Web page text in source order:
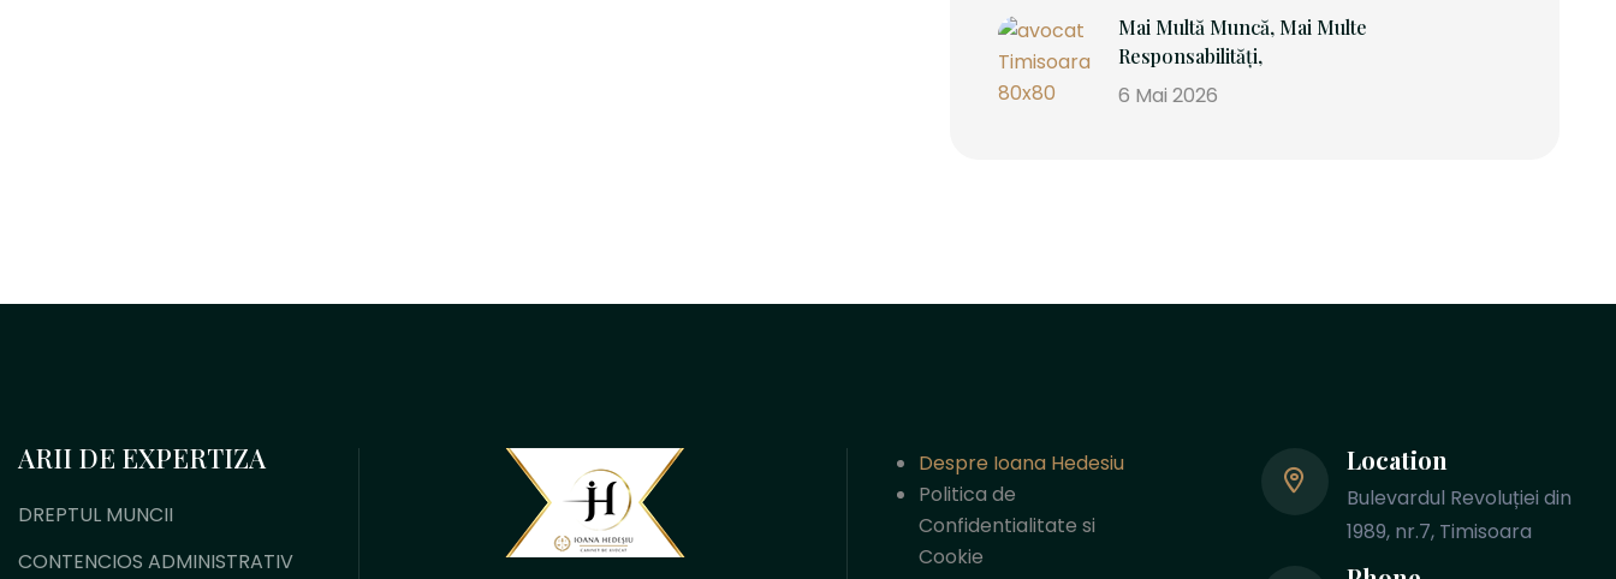
Mai Multă Muncă, Mai Multe
Responsabilități,
6 Mai 2026
ARII DE EXPERTIZA
DREPTUL MUNCII
CONTENCIOS ADMINISTRATIV
Despre Ioana Hedesiu
Politica de
Confidentialitate si
Cookie
Location
Bulevardul Revoluției din
1989, nr.7, Timisoara